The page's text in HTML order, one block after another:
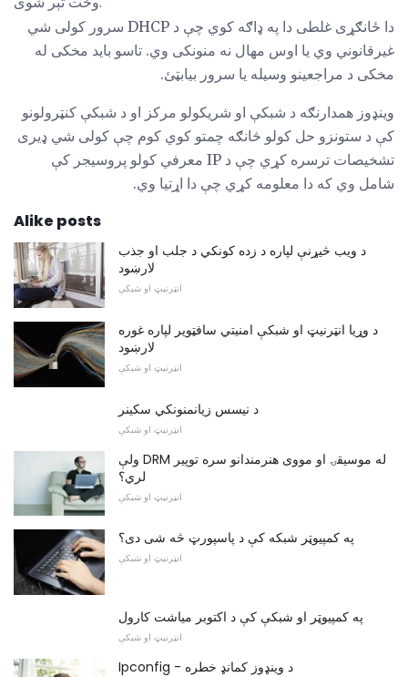
دا ځانګړی غلطی دا په ډاګه کوي چې د DHCP سرور کولی شي
غیرقانوني وي یا اوس مهال نه منونکی وي. تاسو باید مخکی له
مخکی د مراجعینو وسیله یا سرور بیابټئ.
وینډوز همدارنګه د شبکې او شریکولو مرکز او د شبکې کنټرولونو
کې د ستونزو حل کولو څانګه چمتو کوي کوم چې کولی شي ډیری
تشخیصات ترسره کړي چې د IP معرفي کولو پروسیجر کې
شامل وي که دا معلومه کړي چې دا اړتیا وي.
Alike posts
د ویب څیړنې لپاره د زده کونکي د جلب او جذب
لارښود
انټرنیټ او شبکې
د وړیا انټرنیټ او شبکې امنیتي سافټویر لپاره غوره
لارښود
انټرنیټ او شبکې
د نیسس زیانمنونکي سکینر
انټرنیټ او شبکې
ولې DRM له موسیقۍ او مووی هنرمندانو سره توپیر
لري؟
انټرنیټ او شبکې
په کمپیوټر شبکه کې د پاسپورټ څه شی دی؟
انټرنیټ او شبکې
په کمپیوټر او شبکې کې د اکتوبر میاشت کارول
انټرنیټ او شبکې
Ipconfig - د وینډوز کمانډ خطره